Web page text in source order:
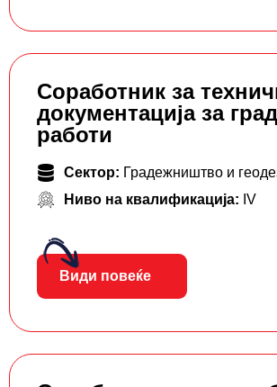
Соработник за
документација за
работи
Сектор: Градежништво и
Ниво на квалификација: IV
Види повеќе